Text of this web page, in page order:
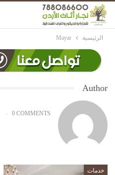
الرئيسية Mayar
Author
0 COMMENTS
خدمات